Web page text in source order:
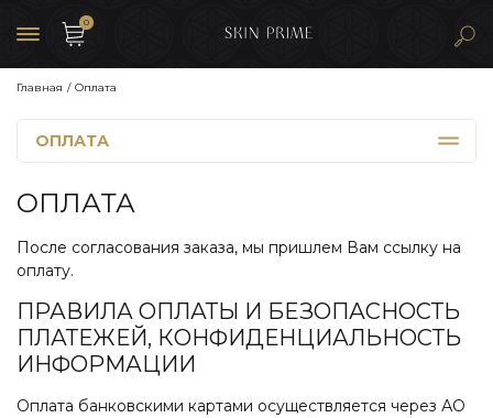
0
Главная Оплата
ОПЛАТА
ОПЛАТА
После согласования заказа, мы пришлем Вам ссылку на
оплату.
ПРАВИЛА ОПЛАТЫ И БЕЗОПАСНОСТЬ
ПЛАТЕЖЕЙ, КОНФИДЕНЦИАЛЬНОСТЬ
ИНФОРМАЦИИ
Оплата банковскими картами осуществляется через АО